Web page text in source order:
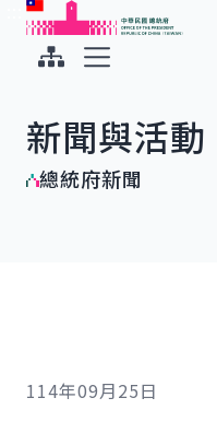
跳到主要內容
中華民國總統府
新聞與活動
總統府新聞
114年09月25日